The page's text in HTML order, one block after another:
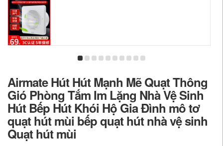
Airmate Hút Hút Mạnh Mẽ Quạt Thông
Gió Phòng Tắm Im Lặng Nhà Vệ Sinh
Hút Bếp Hút Khói Hộ Gia Đình mô tơ
quạt hút mùi bếp quạt hút nhà vệ sinh
Quạt hút mùi